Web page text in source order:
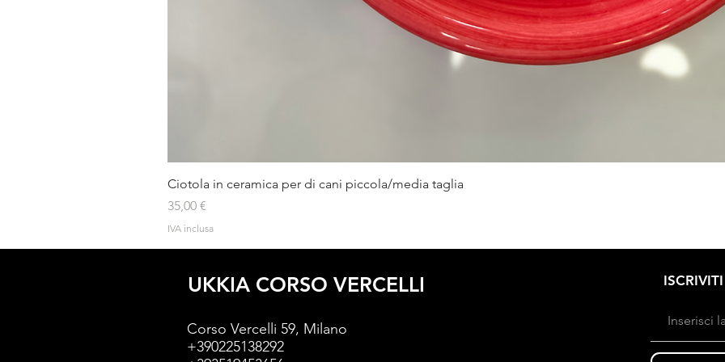
Ciotola in ceramica per di cani piccola/media taglia
Prezzo
35,00 €
IVA inclusa
UKKIA CORSO VERCELLI
Corso Vercelli 59, Milano
+390225138292